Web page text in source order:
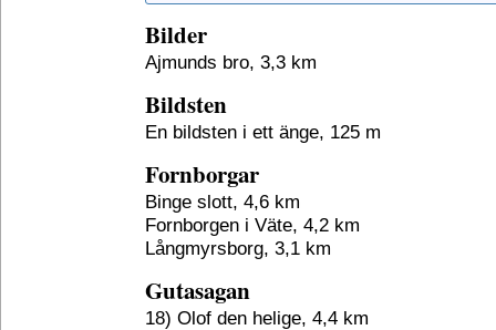
Bilder
Ajmunds bro, 3,3 km
Bildsten
En bildsten i ett änge, 125 m
Fornborgar
Binge slott, 4,6 km
Fornborgen i Väte, 4,2 km
Långmyrsborg, 3,1 km
Gutasagan
18) Olof den helige, 4,4 km